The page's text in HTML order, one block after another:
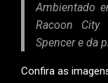
Ambientado
Racoon City
Spencer e da
Confira as